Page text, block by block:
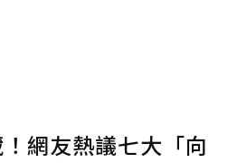
網友熱議七大「向